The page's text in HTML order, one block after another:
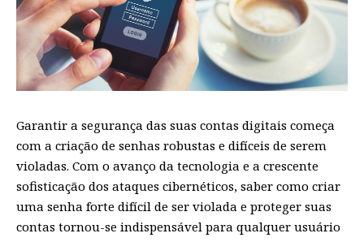
Garantir a segurança das suas contas digitais começa
com a criação de senhas robustas e difíceis de serem
violadas. Com o avanço da tecnologia e a crescente
sofisticação dos ataques cibernéticos, saber como criar
uma senha forte difícil de ser violada e proteger suas
contas tornou-se indispensável para qualquer usuário